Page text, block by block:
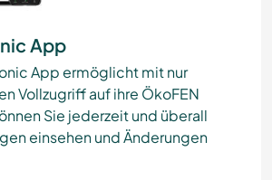
App
App ermöglicht mit nur
Vollzugriff auf ihre ÖkoFEN
Sie jederzeit und überall
einsehen und Änderungen